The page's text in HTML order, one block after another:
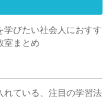
学びたい社会人におすす
室まとめ
れている、注目の学習法